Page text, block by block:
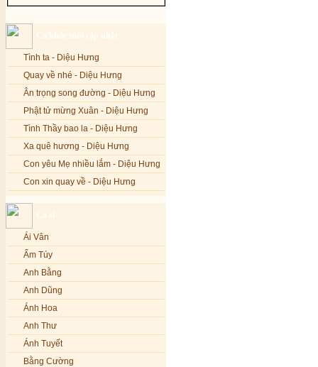
Ca khúc mới cập nhật
Tình ta - Diệu Hưng
Quay về nhé - Diệu Hưng
Ân trọng song đường - Diệu Hưng
Phật tử mừng Xuân - Diệu Hưng
Tình Thầy bao la - Diệu Hưng
Xa quê hương - Diệu Hưng
Con yêu Mẹ nhiều lắm - Diệu Hưng
Con xin quay về - Diệu Hưng
Nếu xa Phật - Diệu Hưng
Tình Lam - Kim Khánh & Hoàng
Vĩnh
Xin cho con niềm tin - Kim Linh
Quán Âm Mẹ hiền - Kim Linh
Nhạc niệm Nam Mô A Di Đà Phật -
Kim Linh
Mẹ Từ Bi - Kim Linh
12 Lời nguyện của Bồ tát Quán Thế
Âm - Kim Linh
Ca sĩ
Ái Vân
Ẩm Túy
Anh Bằng
Anh Dũng
Ánh Hoa
Anh Thư
Ánh Tuyết
Bằng Cường